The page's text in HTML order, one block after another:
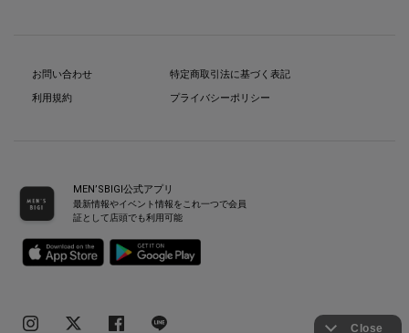
お問い合わせ
利用規約
特定商取引法に基づく表記
プライバシーポリシー
MEN’SBIGI公式アプリ
最新情報やイベント情報をこれ一つで会員
証として店頭でも利用可能